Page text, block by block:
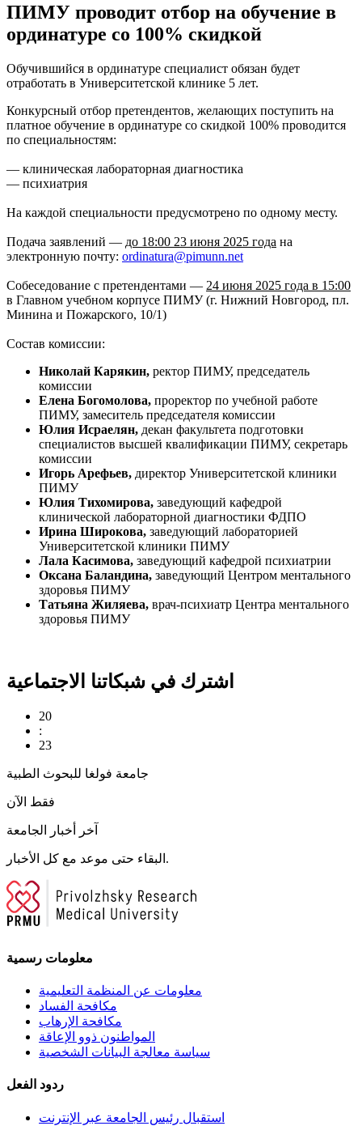
ПИМУ проводит отбор на обучение в
ординатуре со 100% скидкой
Обучившийся в ординатуре специалист обязан будет
отработать в Университетской клинике 5 лет.
Конкурсный отбор претендентов, желающих поступить на
платное обучение в ординатуре со скидкой 100% проводится
по специальностям:
— клиническая лабораторная диагностика
— психиатрия
На каждой специальности предусмотрено по одному месту.
Подача заявлений — до 18:00 23 июня 2025 года на
электронную почту: ordinatura@pimunn.net
Собеседование с претендентами — 24 июня 2025 года в 15:00
в Главном учебном корпусе ПИМУ (г. Нижний Новгород, пл.
Минина и Пожарского, 10/1)
Состав комиссии:
Николай Карякин, ректор ПИМУ, председатель
комиссии
Елена Богомолова, проректор по учебной работе
ПИМУ, замеситель председателя комиссии
Юлия Исраелян, декан факультета подготовки
специалистов высшей квалификации ПИМУ, секретарь
комиссии
Игорь Арефьев, директор Университетской клиники
ПИМУ
Юлия Тихомирова, заведующий кафедрой
клинической лабораторной диагностики ФДПО
Ирина Широкова, заведующий лабораторией
Университетской клиники ПИМУ
Лала Касимова, заведующий кафедрой психиатрии
Оксана Баландина, заведующий Центром ментального
здоровья ПИМУ
Татьяна Жиляева, врач-психиатр Центра ментального
здоровья ПИМУ
اشترك في شبكاتنا الاجتماعية
20
:
23
جامعة فولغا للبحوث الطبية
فقط الآن
آخر أخبار الجامعة
البقاء حتى موعد مع كل الأخبار.
معلومات رسمية
معلومات عن المنظمة التعليمية
مكافحة الفساد
مكافحة الإرهاب
المواطنون ذوو الإعاقة
سياسة معالجة البيانات الشخصية
ردود الفعل
استقبال رئيس الجامعة عبر الإنترنت